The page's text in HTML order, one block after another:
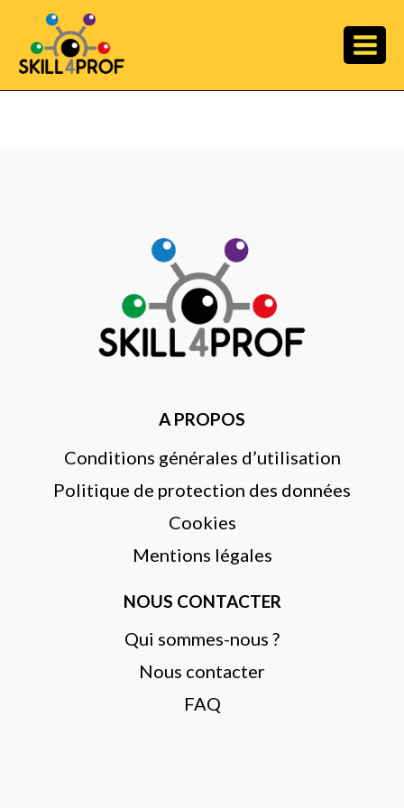
A PROPOS
Conditions générales d’utilisation
Politique de protection des données
Cookies
Mentions légales
NOUS CONTACTER
Qui sommes-nous ?
Nous contacter
FAQ